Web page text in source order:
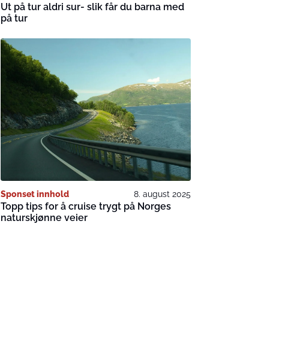
Ut på tur aldri sur- slik får du barna med
på tur
Sponset innhold 8. august 2025
Topp tips for å cruise trygt på Norges
naturskjønne veier